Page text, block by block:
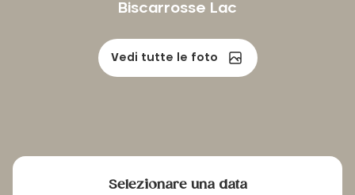
Biscarrosse Lac
Vedi tutte le foto
Selezionare una data